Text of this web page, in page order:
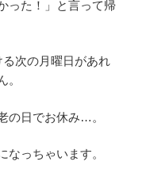
った！」と言って帰
次の月曜日があれ
。
の日でお休み…。
なっちゃいます。